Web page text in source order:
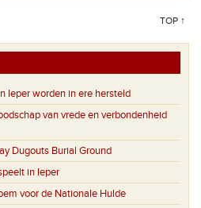
TOP ↑
Ieper worden in ere hersteld
van vrede en verbondenheid
Dugouts Burial Ground
in Ieper
voor de Nationale Hulde